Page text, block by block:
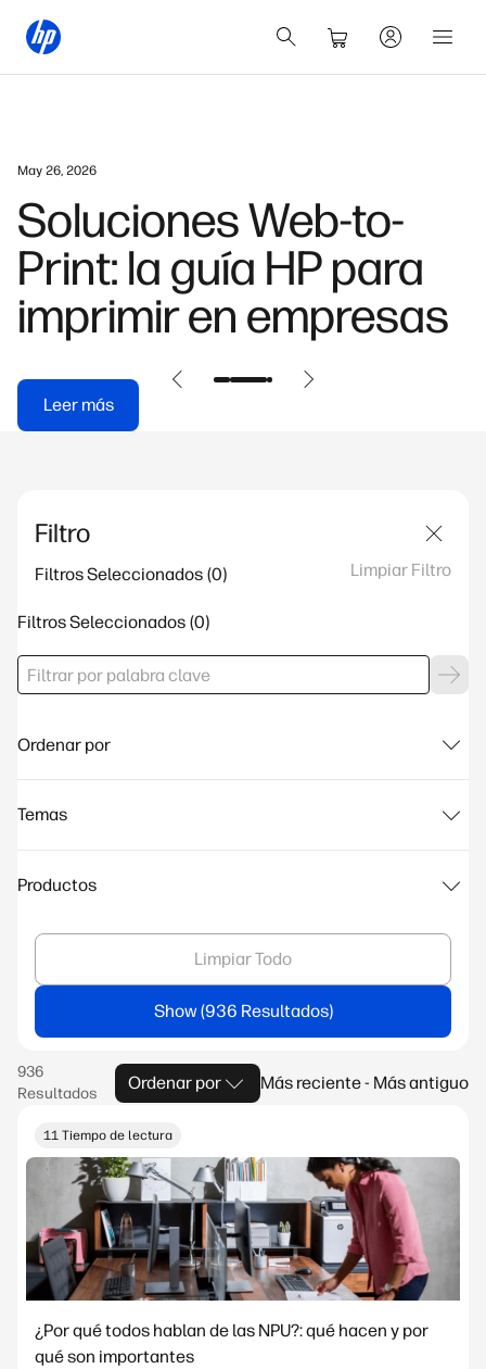
May 26, 2026
Soluciones Web-to-
Print: la guía HP para
imprimir en empresas
Leer más
Filtro
Filtros Seleccionados Limpiar Filtro
Filtros Seleccionados
Ordenar por
Temas
Productos
Limpiar Todo
Show
Ordenar por Más reciente - Más antiguo
11 Tiempo de lectura
¿Por qué todos hablan de las NPU?: qué hacen y por
qué son importantes